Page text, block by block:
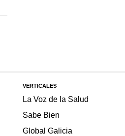
VERTICALES
La Voz de la Salud
Sabe Bien
Global Galicia